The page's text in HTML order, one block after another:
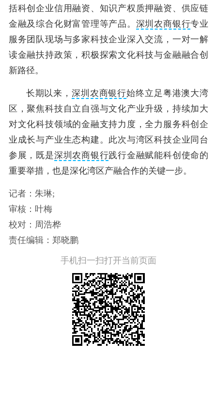
括科创企业信用融资、知识产权质押融资、供应链
金融及综合化财富管理等产品。 深圳农商银行专业
服务团队现场与多家科技企业深入交流，一对一解
读金融扶持政策，积极探索文化科技与金融融合创
新路径。
长期以来，深圳农商银行始终立足粤港澳大湾
区，聚焦科技自立自强与文化产业升级，持续加大
对文化科技领域的金融支持力度，全力服务科创企
业成长与产业生态构建。此次与湾区科技企业同台
参展，既是深圳农商银行践行金融赋能科创使命的
重要举措，也是深化湾区产融合作的关键一步。
记者：朱琳;
审核：叶梅
校对：周浩桦
责任编辑：郑晓鹏
手机扫一扫打开当前页面